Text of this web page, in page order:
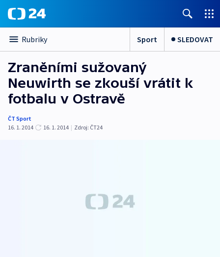
Rubriky Sport SLEDOVAT
Zraněními sužovaný
Neuwirth se zkouší vrátit k
fotbalu v Ostravě
ČT Sport
16. 1. 2014
16. 1. 2014 | Zdroj: ČT24